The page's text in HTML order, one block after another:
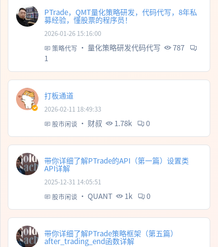
PTrade，QMT量化策略研发，代码代写，8年私
募经验，懂股票的程序员！
2026-01-26 15:16:00
策略代写 · 量化策略研发代码代写
787
1
打板通道
2026-02-11 18:49:33
股市闲谈 · 财叔 1.78k 0
带你详细了解PTrade的API（第一篇）设置类
API详解
2025-12-31 14:05:51
股市闲谈 · QUANT 1k 0
带你详细了解PTrade策略框架（第五篇）
after_trading_end函数详解